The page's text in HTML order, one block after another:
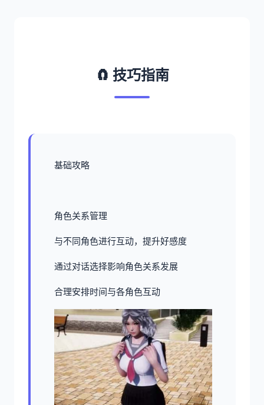
🧲 技巧指南
基础攻略
角色关系管理
与不同角色进行互动，提升好感度
通过对话选择影响角色关系发展
合理安排时间与各角色互动